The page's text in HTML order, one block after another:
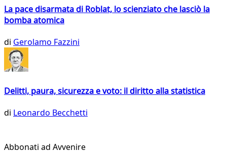
La pace disarmata di Roblat, lo scienziato che lasciò la
bomba atomica
di Gerolamo Fazzini
Delitti, paura, sicurezza e voto: il diritto alla statistica
di Leonardo Becchetti
Abbonati ad Avvenire